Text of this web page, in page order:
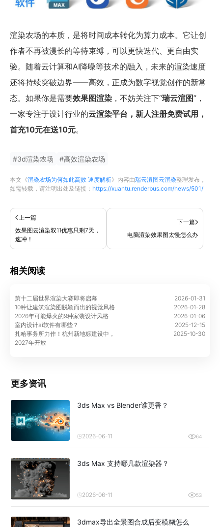
渲染农场的本质，是将时间成本转化为算力成本。它让创
作者不再被漫长的等待束缚，可以更快迭代、更自由实
验。随着云计算和AI降噪等技术的融入，未来的渲染速度
还将持续突破边界——高效，正成为数字视觉创作的新常
态。如果你是需要效果图渲染 ，不妨关注下“瑞云渲图”，
一家专注于设计行业的云渲染平台，新人注册免费试用，
首充10元在送10元。
#3d渲染农场 #高效渲染农场
本文《渲染农场为何如此高效 速度解析》内容由瑞云渲图云渲染整理发布，
如需转载，请注明出处及链接： https://xuantu.renderbus.com/news/501/
上一篇
效果图云渲染双11优惠只剩7天，
速冲！
下一篇
电脑渲染效果图太慢怎么办
相关阅读
第十二届世界渲染大赛即将启幕
2026-01-31
10种让建筑渲染图脱颖而出的视觉风格
2026-01-28
2026年可能爆火的9种家装设计风格
2026-01-06
室内设计ai软件有哪些？
2025-12-15
扎哈事务所力作！杭州新地标建设中，
2027年开放
2025-10-30
更多资讯
3ds Max vs Blender谁更香？
2026-06-11 64
3ds Max 支持哪几款渲染器？
2026-06-11 53
3dmax导出全景图合成后变模糊怎么